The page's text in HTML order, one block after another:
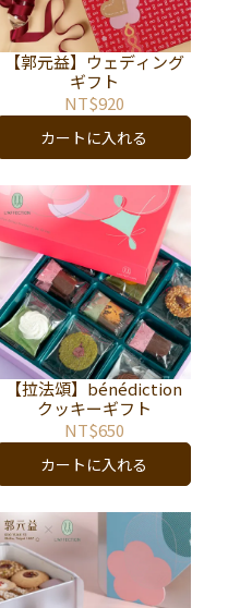
【郭元益】ウェディング
ギフト
NT$920
カートに入れる
【拉法頌】bénédiction
クッキーギフト
NT$650
カートに入れる